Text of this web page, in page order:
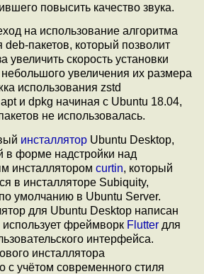
повысить качество звука.
на использование алгоритма
deb-пакетов, который позволит
увеличить скорость установки
увеличения их размера
использования zstd
apt и dpkg начиная с Ubuntu 18.04,
не использовалась.
инсталлятор Ubuntu Desktop,
в форме надстройки над
инсталлятором curtin, который
в инсталляторе Subiquity,
умолчанию в Ubuntu Server.
для Ubuntu Desktop написан
фреймворк Flutter для
интерфейса.
инсталлятора
с учётом современного стиля